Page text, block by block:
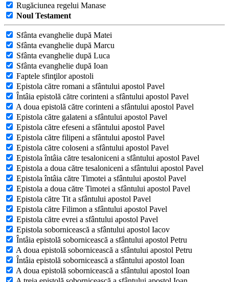
Rugăciunea regelui Manase
Noul Testament
Sfânta evanghelie după Matei
Sfânta evanghelie după Marcu
Sfânta evanghelie după Luca
Sfânta evanghelie după Ioan
Faptele sfinţilor apostoli
Epistola către romani a sfântului apostol Pavel
Întâia epistolă către corinteni a sfântului apostol Pavel
A doua epistolă către corinteni a sfântului apostol Pavel
Epistola către galateni a sfântului apostol Pavel
Epistola către efeseni a sfântului apostol Pavel
Epistola către filipeni a sfântului apostol Pavel
Epistola către coloseni a sfântului apostol Pavel
Epistola întâia către tesaloniceni a sfântului apostol Pavel
Epistola a doua către tesaloniceni a sfântului apostol Pavel
Epistola întâia către Timotei a sfântului apostol Pavel
Epistola a doua către Timotei a sfântului apostol Pavel
Epistola către Tit a sfântului apostol Pavel
Epistola către Filimon a sfântului apostol Pavel
Epistola către evrei a sfântului apostol Pavel
Epistola sobornicească a sfântului apostol Iacov
Întâia epistolă sobornicească a sfântului apostol Petru
A doua epistolă sobornicească a sfântului apostol Petru
Întâia epistolă sobornicească a sfântului apostol Ioan
A doua epistolă sobornicească a sfântului apostol Ioan